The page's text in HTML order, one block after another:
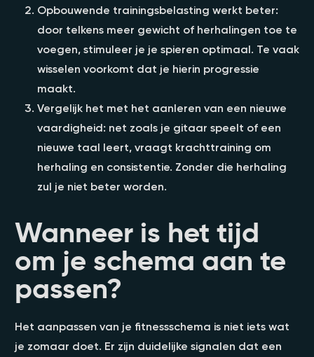
Opbouwende trainingsbelasting werkt beter:
door telkens meer gewicht of herhalingen toe te
voegen, stimuleer je je spieren optimaal. Te vaak
wisselen voorkomt dat je hierin progressie
maakt.
Vergelijk het met het aanleren van een nieuwe
vaardigheid: net zoals je gitaar speelt of een
nieuwe taal leert, vraagt krachttraining om
herhaling en consistentie. Zonder die herhaling
zul je niet beter worden.
Wanneer is het tijd
om je schema aan te
passen?
Het aanpassen van je fitnessschema is niet iets wat
je zomaar doet. Er zijn duidelijke signalen dat een